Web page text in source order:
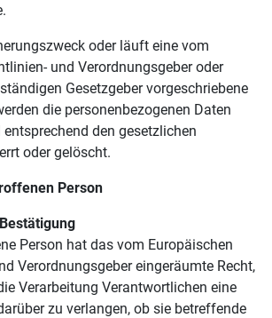
oder läuft eine vom
und Verordnungsgeber oder
Gesetzgeber vorgeschriebene
die personenbezogenen Daten
den gesetzlichen
oder gelöscht.
Person
Person hat das vom Europäischen
Verordnungsgeber eingeräumte Recht,
Verarbeitung Verantwortlichen eine
zu verlangen, ob sie betreffende